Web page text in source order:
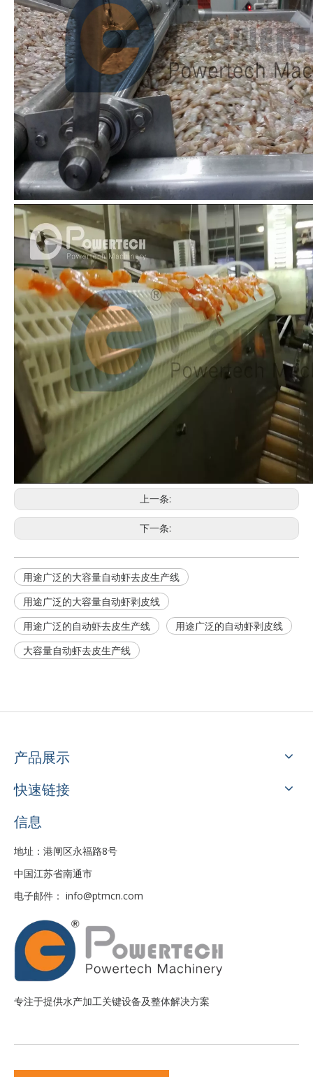
上一条:
下一条:
用途广泛的大容量自动虾去皮生产线
用途广泛的大容量自动虾剥皮线
用途广泛的自动虾去皮生产线
用途广泛的自动虾剥皮线
大容量自动虾去皮生产线
产品展示
快速链接
信息
地址：港闸区永福路8号
中国江苏省南通市
电子邮件： info@ptmcn.com
专注于提供水产加工关键设备及整体解决方案